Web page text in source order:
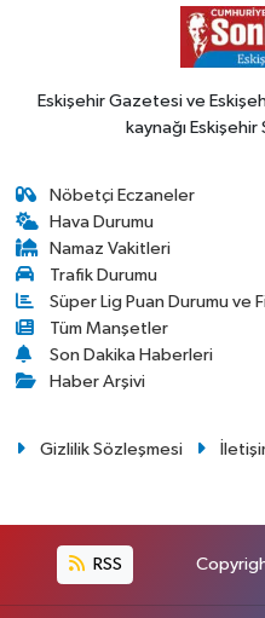
Eskişehir Gazetesi ve
kaynağı
Nöbetçi Eczaneler
Hava Durumu
Namaz Vakitleri
Trafik Durumu
Süper Lig Puan Durumu ve
Tüm Manşetler
Son Dakika Haberleri
Haber Arşivi
Gizlilik Sözleşmesi
RSS